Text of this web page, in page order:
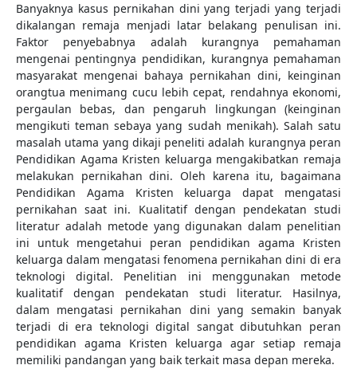
Banyaknya kasus pernikahan dini yang terjadi yang terjadi
dikalangan remaja menjadi latar belakang penulisan ini.
Faktor penyebabnya adalah kurangnya pemahaman
mengenai pentingnya pendidikan, kurangnya pemahaman
masyarakat mengenai bahaya pernikahan dini, keinginan
orangtua menimang cucu lebih cepat, rendahnya ekonomi,
pergaulan bebas, dan pengaruh lingkungan (keinginan
mengikuti teman sebaya yang sudah menikah). Salah satu
masalah utama yang dikaji peneliti adalah kurangnya peran
Pendidikan Agama Kristen keluarga mengakibatkan remaja
melakukan pernikahan dini. Oleh karena itu, bagaimana
Pendidikan Agama Kristen keluarga dapat mengatasi
pernikahan saat ini. Kualitatif dengan pendekatan studi
literatur adalah metode yang digunakan dalam penelitian
ini untuk mengetahui peran pendidikan agama Kristen
keluarga dalam mengatasi fenomena pernikahan dini di era
teknologi digital. Penelitian ini menggunakan metode
kualitatif dengan pendekatan studi literatur. Hasilnya,
dalam mengatasi pernikahan dini yang semakin banyak
terjadi di era teknologi digital sangat dibutuhkan peran
pendidikan agama Kristen keluarga agar setiap remaja
memiliki pandangan yang baik terkait masa depan mereka.